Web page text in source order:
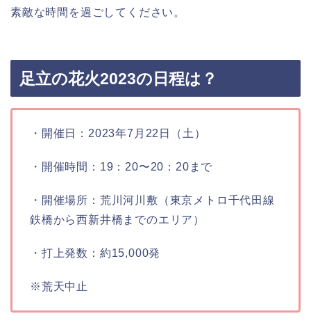
素敵な時間を過ごしてください。
足立の花火2023の日程は？
・開催日：2023年7月22日（土）
・開催時間：19：20〜20：20まで
・開催場所：荒川河川敷（東京メトロ千代田線
鉄橋から西新井橋までのエリア）
・打上発数：約15,000発
※荒天中止